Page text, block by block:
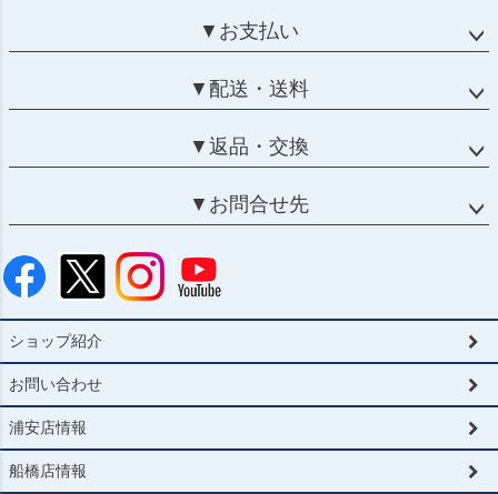
▼お支払い
▼配送・送料
▼返品・交換
▼お問合せ先
ショップ紹介
お問い合わせ
浦安店情報
船橋店情報